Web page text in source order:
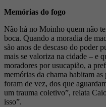
Memórias do fogo
Não há no Moinho quem não
boca. Quando a moradia de
são anos de descaso do poder
mais se valoriza na cidade – e
moradores por usucapião, a
memórias da chama habitam
foram de vez, dos que
um trauma coletivo”, relata
isso”.